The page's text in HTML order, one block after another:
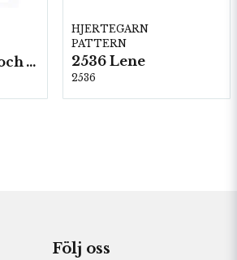
2607-Armonia och Alpaca 400
HJERTEGARN
PATTERN
2536 Lene
2536
Följ oss